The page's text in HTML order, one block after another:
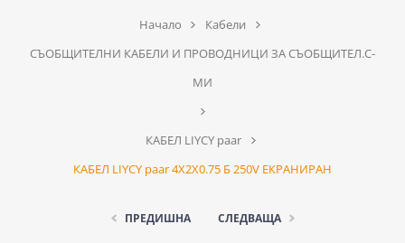
Начало
Кабели
СЪОБЩИТЕЛНИ КАБЕЛИ И ПРОВОДНИЦИ ЗА СЪОБЩИТЕЛ.С-
МИ
КАБЕЛ LIYCY paar
КАБЕЛ LIYCY paar 4Х2Х0.75 Б 250V ЕКРАНИРАН
ПРЕДИШНА СЛЕДВАЩА